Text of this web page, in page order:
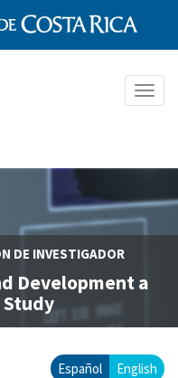
DE INVESTIGADOR
Development a
Español English